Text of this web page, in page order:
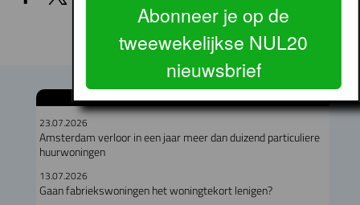
23.07.2026
Amsterdam verloor in een jaar meer dan duizend particuliere
huurwoningen
13.07.2026
Gaan fabriekswoningen het woningtekort lenigen?
Abonneer je op de
tweewekelijkse NUL20
nieuwsbrief